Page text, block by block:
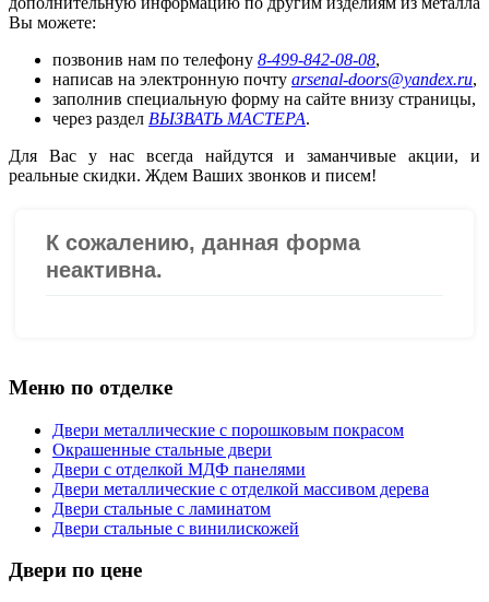
Вы можете:
позвонив нам по телефону 8-499-842-08-08,
написав на электронную почту arsenal-doors@yandex.ru,
заполнив специальную форму на сайте внизу страницы,
через раздел ВЫЗВАТЬ МАСТЕРА.
Для Вас у нас всегда найдутся и заманчивые акции, и
реальные скидки. Ждем Ваших звонков и писем!
Меню по отделке
Двери металлические с порошковым покрасом
Окрашенные стальные двери
Двери с отделкой МДФ панелями
Двери металлические с отделкой массивом дерева
Двери стальные с ламинатом
Двери стальные с винилискожей
Двери по цене